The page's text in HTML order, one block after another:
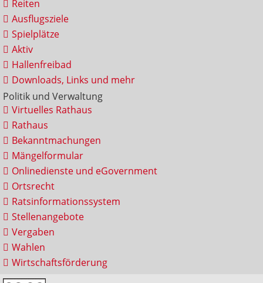
Reiten
Ausflugsziele
Spielplätze
Aktiv
Hallenfreibad
Downloads, Links und mehr
Politik und Verwaltung
Virtuelles Rathaus
Rathaus
Bekanntmachungen
Mängelformular
Onlinedienste und eGovernment
Ortsrecht
Ratsinformationssystem
Stellenangebote
Vergaben
Wahlen
Wirtschaftsförderung